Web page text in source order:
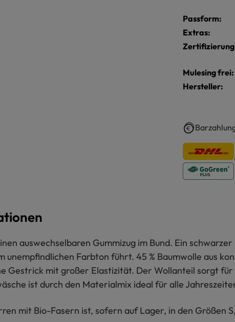
Passform:
Extras:
Mulesing frei:
Hersteller:
auswechselbaren Gummizug im Bund. Ein
unempfindlichen Farbton führt. 45 % Baumwolle aus
Gestrick mit großer Elastizität. Der Wollanteil sorgt
ist durch den Materialmix ideal für alle
mit Bio-Fasern ist, sofern auf Lager, in den Größen